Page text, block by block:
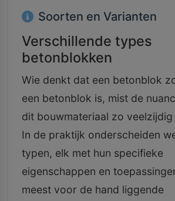
Soorten en Varianten
Verschillende types
betonblokken
Wie denkt dat een betonblok
een betonblok is, mist de
dit bouwmateriaal zo veelzijdig
In de praktijk onderscheiden
typen, elk met hun specifieke
eigenschappen en
meest voor de hand liggende